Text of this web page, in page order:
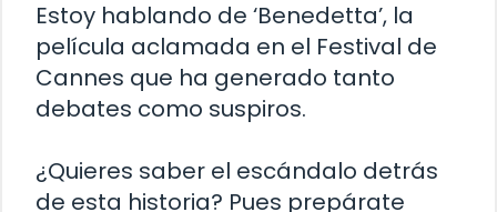
Estoy hablando de ‘Benedetta’, la
película aclamada en el Festival de
Cannes que ha generado tanto
debates como suspiros.
¿Quieres saber el escándalo detrás
de esta historia? Pues prepárate